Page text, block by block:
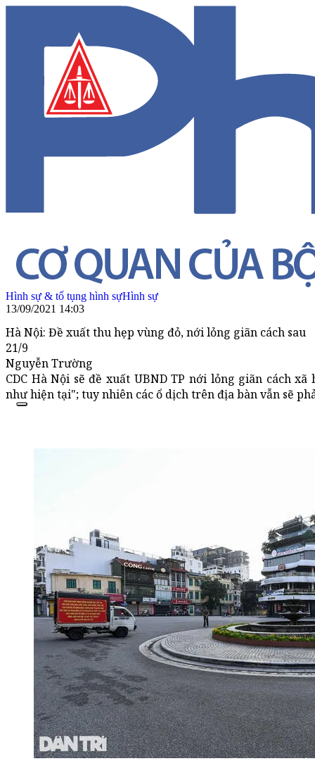
Hình sự & tố tụng hình sựHình sự
13/09/2021 14:03
Hà Nội: Đề xuất thu hẹp vùng đỏ, nới lỏng giãn cách sau
21/9
Nguyễn Trường
CDC Hà Nội sẽ đề xuất UBND TP nới lỏng giãn cách
như hiện tại"; tuy nhiên các ổ dịch trên địa bàn vẫn sẽ